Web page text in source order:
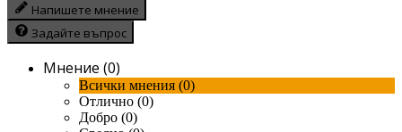
Напишете мнение
Задайте въпрос
Мнение (0)
Всички мнения (0)
Отлично (0)
Добро (0)